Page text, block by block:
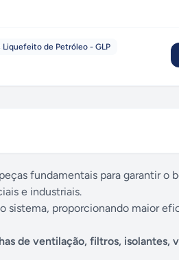
Liquefeito de Petróleo - GLP
fundamentais para garantir o
e industriais.
sistema, proporcionando maior
de ventilação, filtros, isolantes,